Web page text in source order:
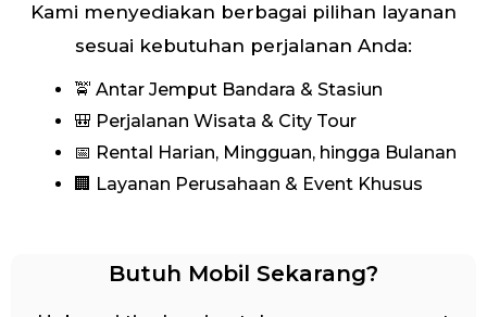
Kami menyediakan berbagai pilihan layanan
sesuai kebutuhan perjalanan Anda:
🚖 Antar Jemput Bandara & Stasiun
🎒 Perjalanan Wisata & City Tour
📅 Rental Harian, Mingguan, hingga Bulanan
🏢 Layanan Perusahaan & Event Khusus
Butuh Mobil Sekarang?